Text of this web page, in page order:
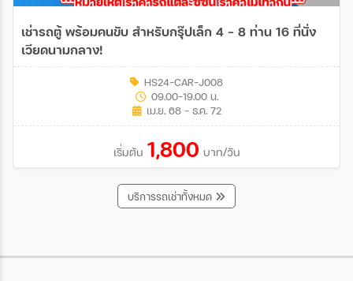
เช่ารถตู้ พร้อมคนขับ สำหรับกรุ๊ปเล็ก 4 – 8 ท่าน 16 ที่นั่ง
เวียดนามกลาง!
HS24-CAR-J008
09.00-19.00 น.
เม.ย. 68 - ธ.ค. 72
เริ่มต้น 1,800 บาท/วัน
บริการรถเช่าทั้งหมด